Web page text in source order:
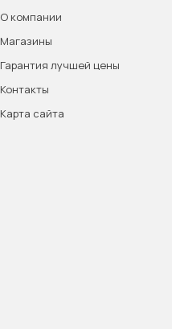
О компании
Магазины
Гарантия лучшей цены
Контакты
Карта сайта